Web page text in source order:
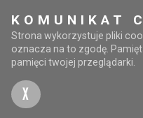
KOMUNIKAT
Strona wykorzystuje pliki
oznacza na to zgodę.
pamięci twojej przeglądarki.
X